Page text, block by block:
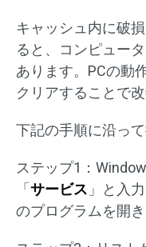
キャッシュ内に破
ると、コンピュー
あります。PCの動
クリアすることで
下記の手順に沿っ
ステップ1：
「 サービス 」と入
のプログラムを開き